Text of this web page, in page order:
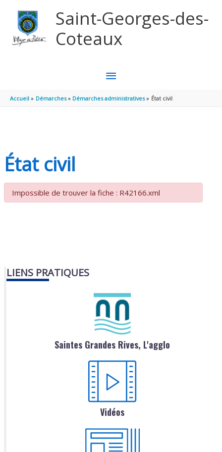
Saint-Georges-des-
Coteaux
MENU
PRINCIPAL
Accueil Démarches Démarches administratives État civil
État civil
Impossible de trouver la fiche : R42166.xml
LIENS PRATIQUES
Saintes Grandes Rives, L'agglo
Vidéos